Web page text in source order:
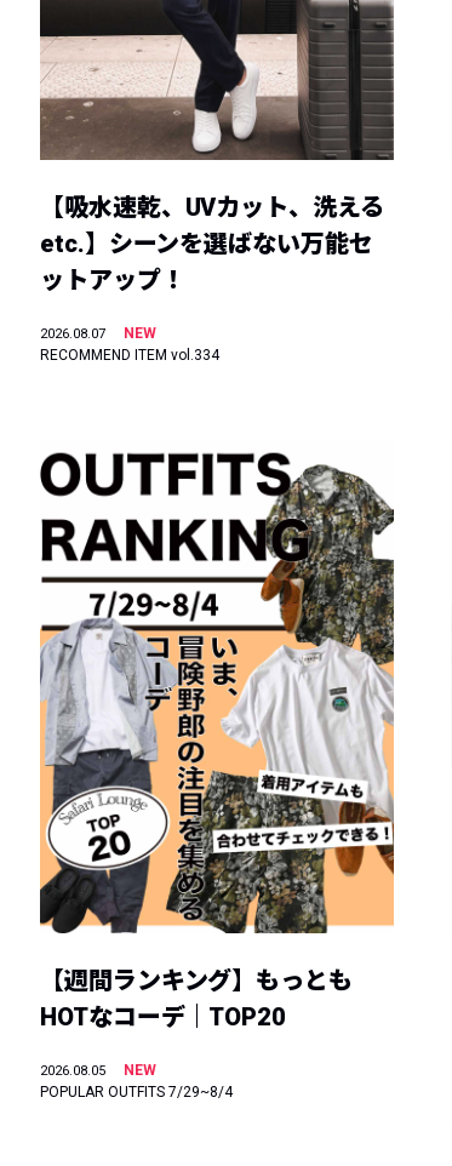
【吸水速乾、UVカット、洗える
etc.】シーンを選ばない万能セ
ットアップ！
2026.08.07
NEW
RECOMMEND ITEM vol.334
【週間ランキング】もっとも
HOTなコーデ｜TOP20
2026.08.05
NEW
POPULAR OUTFITS 7/29~8/4